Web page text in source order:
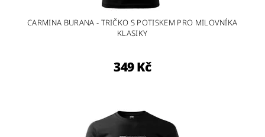
CARMINA BURANA - TRIČKO S POTISKEM PRO MILOVNÍKA
KLASIKY
349 Kč